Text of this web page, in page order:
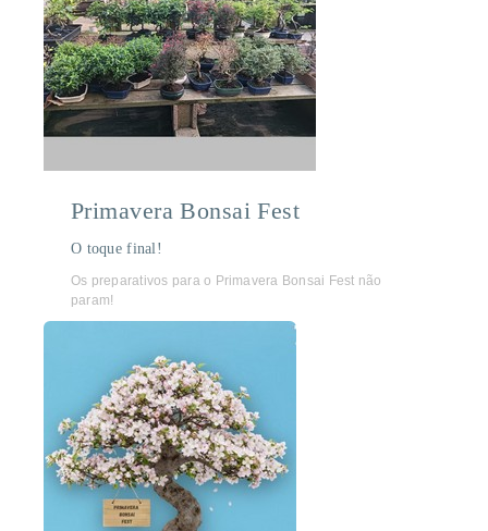
Primavera Bonsai Fest
O toque final!
Os preparativos para o Primavera Bonsai Fest não
param!